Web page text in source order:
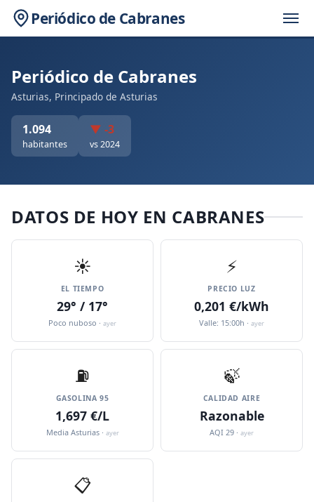
Periódico de Cabranes
Periódico de Cabranes
Asturias, Principado de Asturias
1.094
habitantes
▼ -3
vs 2024
DATOS DE HOY EN CABRANES
☀️
EL TIEMPO
29° / 17°
Poco nuboso · ayer
⚡
PRECIO LUZ
0,201 €/kWh
Valle: 15:00h · ayer
⛽️
GASOLINA 95
1,697 €/L
Media Asturias · ayer
🍃
CALIDAD AIRE
Razonable
AQI 29 · ayer
📋